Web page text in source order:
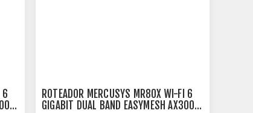
6
ROTEADOR MERCUSYS MR80X WI-FI 6
GIGABIT DUAL BAND EASYMESH AX3000